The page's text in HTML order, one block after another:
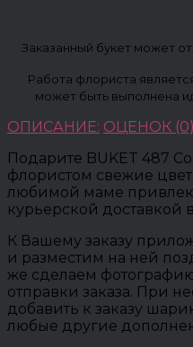
Заказанный букет может
Работа флориста
может быть выполнена
ОПИСАНИЕ: ОЦЕНОК (0)
Подарите BUKET 487
флористом свежие
любимой маме
курьерской доставкой
К Вашему заказу
и разместим на ней
же сделаем
отправки заказа. При
добавить к заказу
любые другие